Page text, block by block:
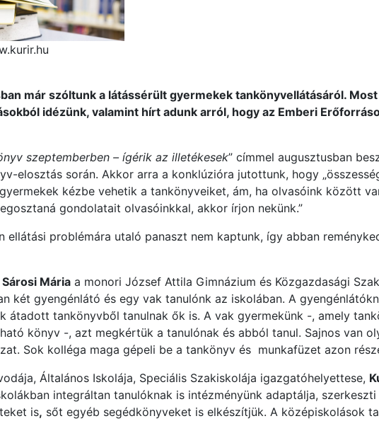
már szóltunk a látássérült gyermekek tankönyvellátásáról.
idézünk, valamint hírt adunk arról, hogy az Emberi
szeptemberben – ígérik az illetékesek” címmel augusztusban
elosztás során. Akkor arra a konklúzióra jutottunk, hogy
kézbe vehetik a tankönyveiket, ám, ha olvasóink között
gondolatait olvasóinkkal, akkor írjon nekünk.”
ellátási problémára utaló panaszt nem kaptunk, így abban
Mária a monori József Attila Gimnázium és Közgazdasági
két gyengénlátó és egy vak tanulónk az iskolában. A
átadott tankönyvből tanulnak ők is. A vak gyermekünk -, amely
könyv -, azt megkértük a tanulónak és abból tanul. Sajnos van
Sok kolléga maga gépeli be a tankönyv és munkafüzet azon
Általános Iskolája, Speciális Szakiskolája igazgatóhelyettese,
integráltan tanulóknak is intézményünk adaptálja,
is, sőt egyéb segédkönyveket is elkészítjük. A középiskolások